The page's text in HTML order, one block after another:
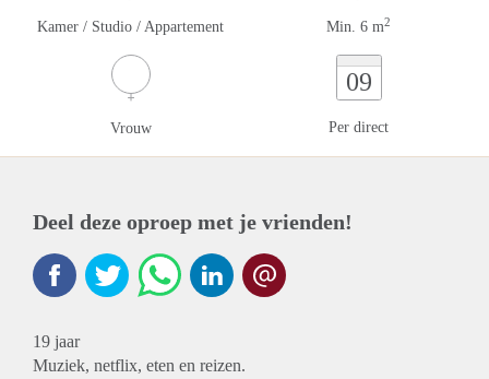
Kamer / Studio / Appartement Min. 6 m2
Vrouw
09
Per direct
Deel deze oproep met je vrienden!
19 jaar
Muziek, netflix, eten en reizen.